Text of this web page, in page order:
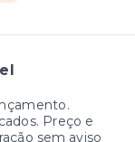
Preço e
sem aviso